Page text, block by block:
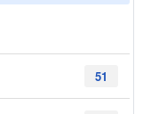
51